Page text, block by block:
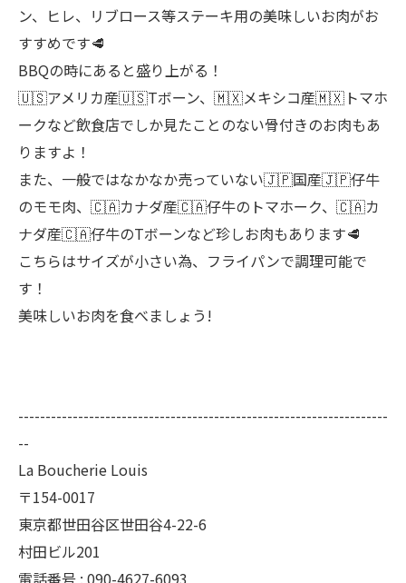
ン、ヒレ、リブロース等ステーキ用の美味しいお肉がお
すすめです🥩
BBQの時にあると盛り上がる！
🇺🇸アメリカ産🇺🇸Tボーン、🇲🇽メキシコ産🇲🇽トマホ
ークなど飲食店でしか見たことのない骨付きのお肉もあ
りますよ！
また、一般ではなかなか売っていない🇯🇵国産🇯🇵仔牛
のモモ肉、🇨🇦カナダ産🇨🇦仔牛のトマホーク、🇨🇦カ
ナダ産🇨🇦仔牛のTボーンなど珍しお肉もあります🥩
こちらはサイズが小さい為、フライパンで調理可能で
す！
美味しいお肉を食べましょう!
--------------------------------------------------------------------
--
La Boucherie Louis
〒154-0017
東京都世田谷区世田谷4-22-6
村田ビル201
電話番号 : 090-4627-6093